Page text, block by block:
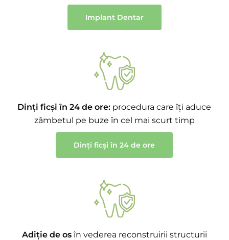
Implant Dentar
Dinți ficși în 24 de ore: procedura care îți aduce
zâmbetul pe buze în cel mai scurt timp
Dinți ficși în 24 de ore
Adiție de osîn vederea reconstruirii structurii